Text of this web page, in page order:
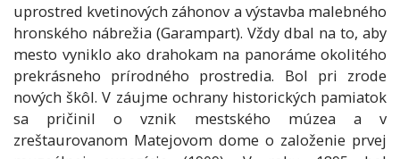
uprostred kvetinových záhonov a výstavba malebného
hronského nábrežia (Garampart). Vždy dbal na to, aby
mesto vyniklo ako drahokam na panoráme okolitého
prekrásneho prírodného prostredia. Bol pri zrode
nových škôl. V záujme ochrany historických pamiatok
sa pričinil o vznik mestského múzea a v
zreštaurovanom Matejovom dome o založenie prvej